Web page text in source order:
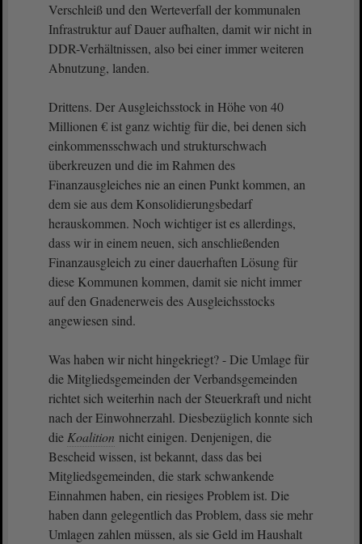
Verschleiß und den Werteverfall der kommunalen
Infrastruktur auf Dauer aufhalten, damit wir nicht in
DDR-Verhältnissen, also bei einer immer weiteren
Abnutzung, landen.
Drittens. Der Ausgleichsstock in Höhe von 40
Millionen € ist ganz wichtig für die, bei denen sich
einkommensschwach und strukturschwach
überkreuzen und die im Rahmen des
Finanzausgleiches nie an einen Punkt kommen, an
dem sie aus dem Konsolidierungsbedarf
herauskommen. Noch wichtiger ist es allerdings,
dass wir in einem neuen, sich anschließenden
Finanzausgleich zu einer dauerhaften Lösung für
diese Kommunen kommen, damit sie nicht immer
auf den Gnadenerweis des Ausgleichsstocks
angewiesen sind.
Was haben wir nicht hingekriegt? - Die Umlage für
die Mitgliedsgemeinden der Verbandsgemeinden
richtet sich weiterhin nach der Steuerkraft und nicht
nach der Einwohnerzahl. Diesbezüglich konnte sich
die Koalition nicht einigen. Denjenigen, die
Bescheid wissen, ist bekannt, dass das bei
Mitgliedsgemeinden, die stark schwankende
Einnahmen haben, ein riesiges Problem ist. Die
haben dann gelegentlich das Problem, dass sie mehr
Umlagen zahlen müssen, als sie Geld im Haushalt